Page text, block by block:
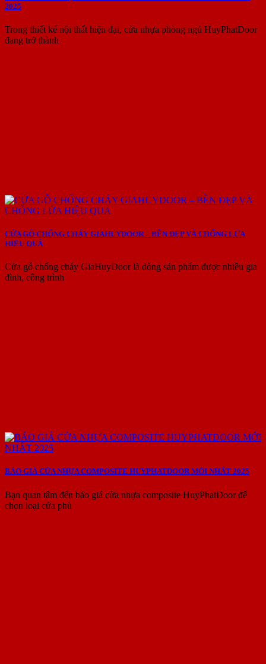
2025
Trong thiết kế nội thất hiện đại, cửa nhựa phòng ngủ HuyPhatDoor
đang trở thành
CỬA GỖ CHỐNG CHÁY GIAHUYDOOR – BỀN ĐẸP VÀ CHỐNG LỬA
HIỆU QUẢ
Cửa gỗ chống cháy GiaHuyDoor là dòng sản phẩm được nhiều gia
đình, công trình
BÁO GIÁ CỬA NHỰA COMPOSITE HUYPHATDOOR MỚI NHẤT 2025
Bạn quan tâm đến báo giá cửa nhựa composite HuyPhatDoor để
chọn loại cửa phù